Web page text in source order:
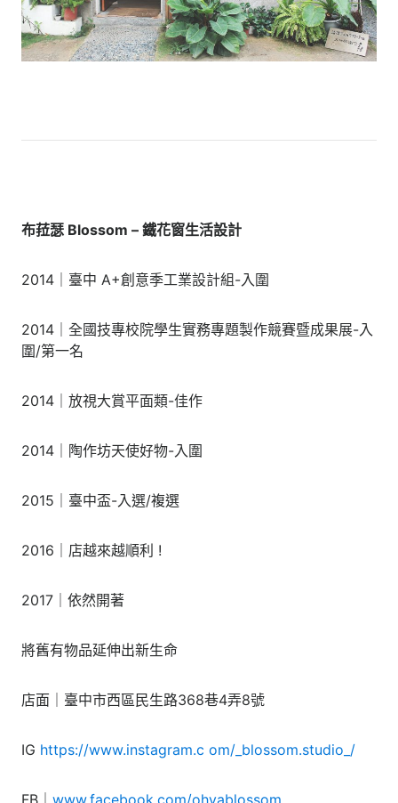
布菈瑟 Blossom – 鐵花窗生活設計
2014｜臺中 A+創意季工業設計組-入圍
2014｜全國技專校院學生實務專題製作競賽暨成果展-入
圍/第一名
2014｜放視大賞平面類-佳作
2014｜陶作坊天使好物-入圍
2015｜臺中盃-入選/複選
2016｜店越來越順利 !
2017｜依然開著
將舊有物品延伸出新生命
店面｜臺中市西區民生路368巷4弄8號
IG https://www.instagram.c om/_blossom.studio_/
FB｜ www.facebook.com/ohyablossom